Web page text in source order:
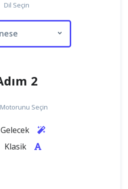
Dil Seçin
2
Motorunu Seçin